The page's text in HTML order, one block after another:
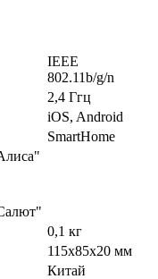
IEEE
802.11b/g/n
2,4 Ггц
iOS, Android
SmartHome
0,1 кг
115х85х20 мм
Китай